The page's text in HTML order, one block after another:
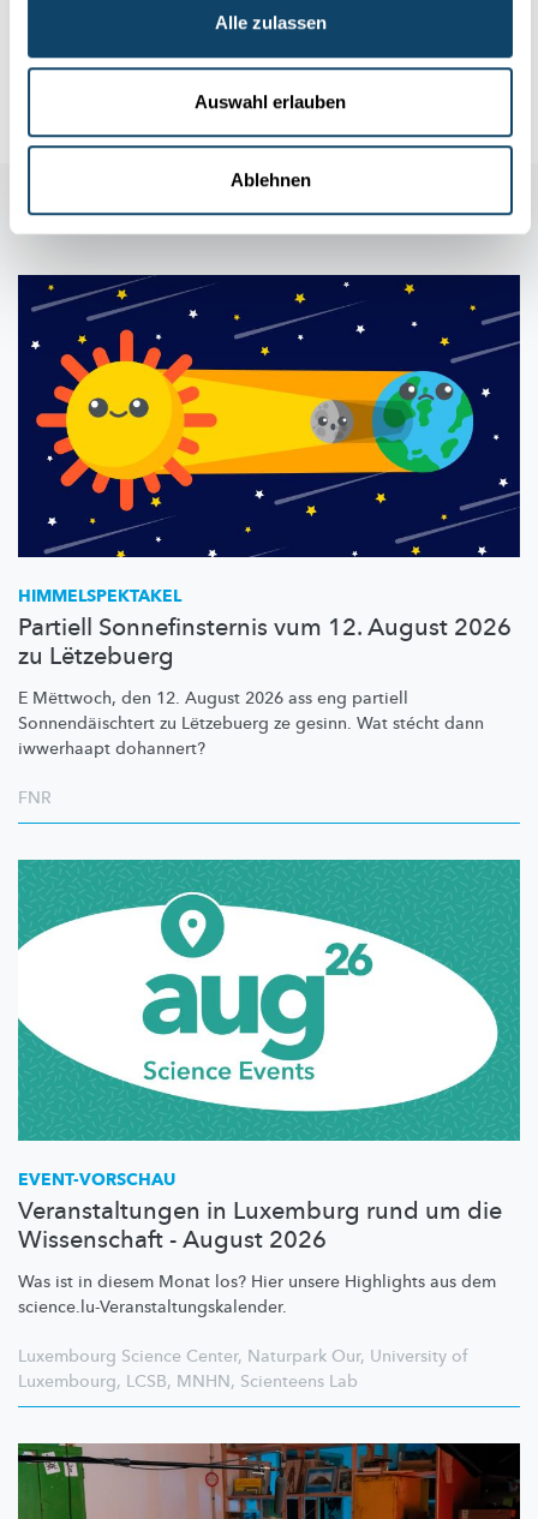
Alle zulassen
Auswahl erlauben
Ablehnen
spenden 56,000 EUR für Forschung am
Luxembourg Centre for Systems Biomedicine (LCSB).
University of Luxembourg
Auch in dieser Rubrik
HIMMELSPEKTAKEL
Partiell Sonnefinsternis vum 12. August 2026
zu Lëtzebuerg
E Mëttwoch, den 12. August 2026 ass eng partiell
Sonnendäischtert zu Lëtzebuerg ze gesinn. Wat stécht dann
iwwerhaapt dohannert?
FNR
EVENT-VORSCHAU
Veranstaltungen in Luxemburg rund um die
Wissenschaft - August 2026
Was ist in diesem Monat los? Hier unsere Highlights aus dem
science.lu-Veranstaltungskalender.
Luxembourg Science Center, Naturpark Our, University of
Luxembourg, LCSB, MNHN, Scienteens Lab